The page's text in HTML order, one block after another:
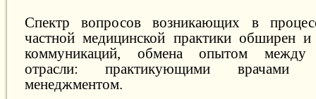
Спектр вопросов возникающих в
частной медицинской практики обширен и
коммуникаций, обмена опытом между
отрасли: практикующими врачами
менеджментом.